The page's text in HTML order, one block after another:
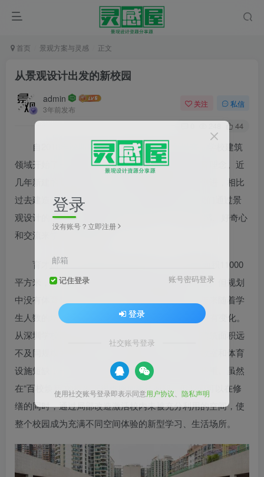
首页 景观方案与灵感 正文
从景观设计出发的新校园
admin
3年前发布
关注 私信
44
自2018年深圳启动8+1新校园行动计划以来，学校建筑
领域开始了一场变革，学习环境回应新时代的教育理念。近
几年新建的高密度学校，其教学配套设施也与时俱进，相比
过去建造的学校有较大不同。在“百校焕新”中，我们通过景
观设计的手法，为老学校的学生提供一个“通过体感、好奇心
和交流来学习”的新校园。
育才四小于2005年成立时有30个班，总建筑面积11000
平方米，是一所建筑优美环境舒适的低密度小学校。但规划
中没有体育馆、游泳池、地下停车场等设施。近年来随着学
生人数的增加，已扩大到35个班级，建筑面积却没有变化。
从深圳学校建设的最新规划标准来看，四小的总建筑面积远
不及同规模的新建小学。目前教师办公室、专业教室和体育
设施短缺，一些部位的设施老旧残坡的问题也较严重。虽然
在“百校焕新”的框架下很难增加建筑面积，但我们可以在修
缮的同时，通过局部改造激活校内未被充分利用的空间，使
整个校园成为充满不同空间体验的新型学习、生活场所。
登录
没有账号？立即注册
邮箱
记住登录 账号密码登录
登录
社交账号登录
使用社交账号登录即表示同意用户协议 隐私声明